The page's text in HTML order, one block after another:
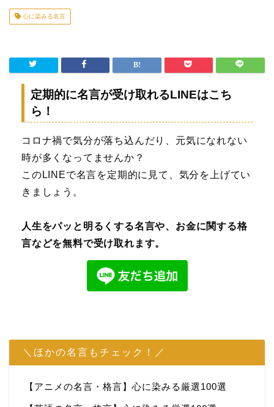
心に染みる名言
定期的に名言が受け取れるLINEはこち
ら！
コロナ禍で気分が落ち込んだり、元気になれない
時が多くなってませんか？
このLINEで名言を定期的に見て、気分を上げてい
きましょう。
人生をパッと明るくする名言や、お金に関する格
言などを無料で受け取れます。
＼ほかの名言もチェック！／
【アニメの名言・格言】心に染みる厳選100選